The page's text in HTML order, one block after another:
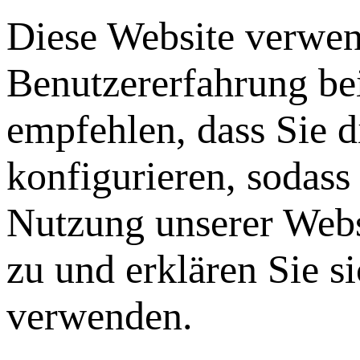
Diese Website
Benutzererfahrung
empfehlen, dass Sie
konfigurieren,
Nutzung unserer
zu und erklären Sie
verwenden.